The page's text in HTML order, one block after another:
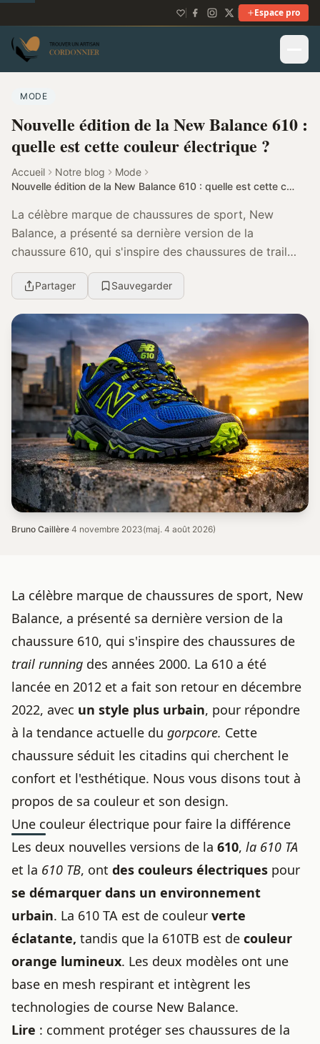
Espace pro
MODE
Nouvelle édition de la New Balance 610 :
quelle est cette couleur électrique ?
Accueil Notre blog
Mode
Nouvelle édition de la New Balance 610 : quelle est cette couleur électrique ?
La célèbre marque de chaussures de sport, New
Balance, a présenté sa dernière version de la
chaussure 610, qui s'inspire des chaussures de trail
running des années 2000. La 610 a été lancée en 2012
et... Partager Sauvegarder
Bruno Caillère·4 novembre 2023(maj. 4 août 2026)
La célèbre marque de chaussures de sport, New
Balance, a présenté sa dernière version de la
chaussure 610, qui s'inspire des chaussures de
trail running des années 2000. La 610 a été
lancée en 2012 et a fait son retour en décembre
2022, avec un style plus urbain, pour répondre
à la tendance actuelle du gorpcore. Cette
chaussure séduit les citadins qui cherchent le
confort et l'esthétique. Nous vous disons tout à
propos de sa couleur et son design.
Une couleur électrique pour faire la différence
Les deux nouvelles versions de la 610, la 610 TA
et la 610 TB, ont des couleurs électriques pour
se démarquer dans un environnement
urbain. La 610 TA est de couleur verte
éclatante, tandis que la 610TB est de couleur
orange lumineux. Les deux modèles ont une
base en mesh respirant et intègrent les
technologies de course New Balance.
Lire : comment protéger ses chaussures de la